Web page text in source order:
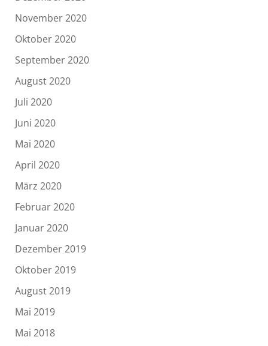
November 2020
Oktober 2020
September 2020
August 2020
Juli 2020
Juni 2020
Mai 2020
April 2020
März 2020
Februar 2020
Januar 2020
Dezember 2019
Oktober 2019
August 2019
Mai 2019
Mai 2018